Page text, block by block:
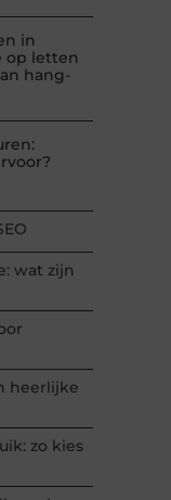
in
op letten
hang-
wat zijn
heerlijke
zo kies